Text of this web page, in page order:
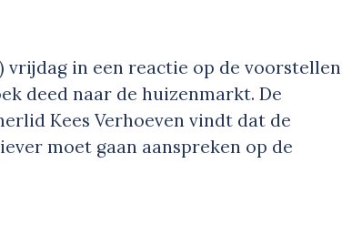
in een reactie op de voorstellen
deed naar de huizenmarkt. De
Kees Verhoeven vindt dat de
moet gaan aanspreken op de